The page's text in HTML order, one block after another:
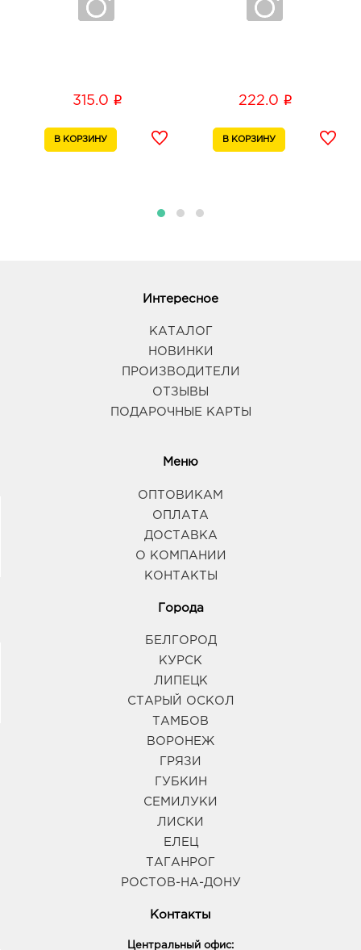
315.0 i 222.0 i
Интересное
КАТАЛОГ
НОВИНКИ
ПРОИЗВОДИТЕЛИ
ОТЗЫВЫ
ПОДАРОЧНЫЕ КАРТЫ
Меню
ОПТОВИКАМ
ОПЛАТА
ДОСТАВКА
О КОМПАНИИ
КОНТАКТЫ
Города
БЕЛГОРОД
КУРСК
ЛИПЕЦК
СТАРЫЙ ОСКОЛ
ТАМБОВ
ВОРОНЕЖ
ГРЯЗИ
ГУБКИН
СЕМИЛУКИ
ЛИСКИ
ЕЛЕЦ
ТАГАНРОГ
РОСТОВ-НА-ДОНУ
Контакты
Центральный офис: